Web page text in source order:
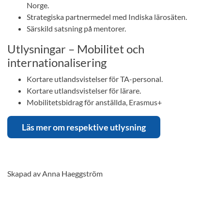
Norge.
Strategiska partnermedel med Indiska lärosäten.
Särskild satsning på mentorer.
Utlysningar – Mobilitet och
internationalisering
Kortare utlandsvistelser för TA-personal.
Kortare utlandsvistelser för lärare.
Mobilitetsbidrag för anställda, Erasmus+
Läs mer om respektive utlysning
Skapad av Anna Haeggström